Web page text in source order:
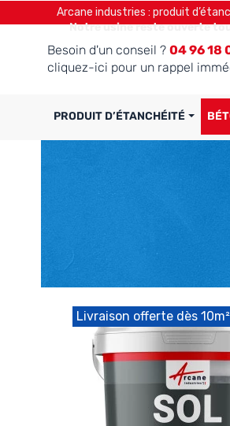
Arcane industries : produit
Notre usine reste ouverte
Besoin d'un conseil ? 04 96 18
cliquez-ici pour un rappel
PRODUIT D’ÉTANCHÉITÉ
Livraison offerte dès 10m²